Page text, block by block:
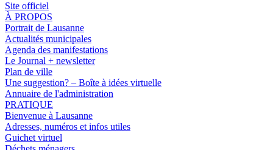
Site officiel
À PROPOS
Portrait de Lausanne
Actualités municipales
Agenda des manifestations
Le Journal + newsletter
Plan de ville
Une suggestion? – Boîte à idées virtuelle
Annuaire de l'administration
PRATIQUE
Bienvenue à Lausanne
Adresses, numéros et infos utiles
Guichet virtuel